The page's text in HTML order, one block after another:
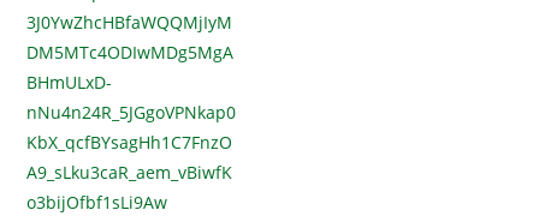
3J0YwZhcHBfaWQQMjIyM
DM5MTc4ODIwMDg5MgA
BHmULxD-
nNu4n24R_5JGgoVPNkap0
KbX_qcfBYsagHh1C7FnzO
A9_sLku3caR_aem_vBiwfK
o3bijOfbf1sLi9Aw